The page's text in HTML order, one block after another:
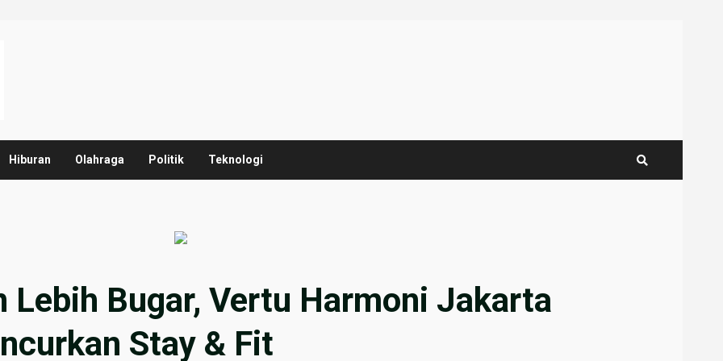
Hiburan Olahraga Politik Teknologi
Bugar, Vertu Harmoni Jakarta
Stay & Fit